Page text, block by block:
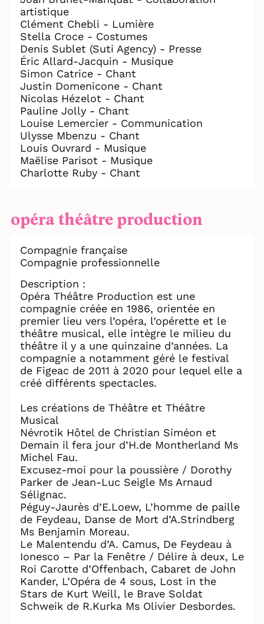
artistique
Clément Chebli - Lumière
Stella Croce - Costumes
Denis Sublet (Suti Agency) - Presse
Éric Allard-Jacquin - Musique
Simon Catrice - Chant
Justin Domenicone - Chant
Nicolas Hézelot - Chant
Pauline Jolly - Chant
Louise Lemercier - Communication
Ulysse Mbenzu - Chant
Louis Ouvrard - Musique
Maëlise Parisot - Musique
Charlotte Ruby - Chant
opéra théâtre production
Compagnie française
Compagnie professionnelle
Description :
Opéra Théâtre Production est une
compagnie créée en 1986, orientée en
premier lieu vers l’opéra, l’opérette et le
théâtre musical, elle intègre le milieu du
théâtre il y a une quinzaine d’années. La
compagnie a notamment géré le festival
de Figeac de 2011 à 2020 pour lequel elle a
créé différents spectacles.
Les créations de Théâtre et Théâtre
Musical
Névrotik Hôtel de Christian Siméon et
Demain il fera jour d’H.de Montherland Ms
Michel Fau.
Excusez-moi pour la poussière / Dorothy
Parker de Jean-Luc Seigle Ms Arnaud
Sélignac.
Péguy-Jaurès d’E.Loew, L’homme de paille
de Feydeau, Danse de Mort d’A.Strindberg
Ms Benjamin Moreau.
Le Malentendu d’A. Camus, De Feydeau à
Ionesco – Par la Fenêtre / Délire à deux, Le
Roi Carotte d’Offenbach, Cabaret de John
Kander, L’Opéra de 4 sous, Lost in the
Stars de Kurt Weill, le Brave Soldat
Schweik de R.Kurka Ms Olivier Desbordes.